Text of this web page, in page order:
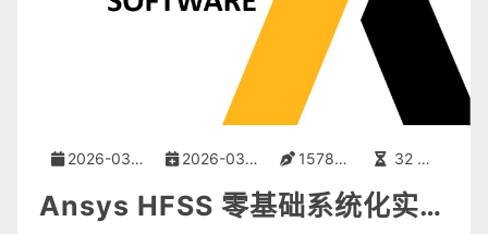
2026-03-28 2026-03-28 15783 字 32 分钟
Ansys HFSS 零基础系统化实战教程